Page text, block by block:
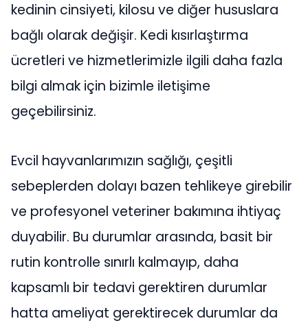
kedinin cinsiyeti, kilosu ve diğer hususlara
bağlı olarak değişir. Kedi kısırlaştırma
ücretleri ve hizmetlerimizle ilgili daha fazla
bilgi almak için bizimle iletişime
geçebilirsiniz.
Evcil hayvanlarımızın sağlığı, çeşitli
sebeplerden dolayı bazen tehlikeye girebilir
ve profesyonel veteriner bakımına ihtiyaç
duyabilir. Bu durumlar arasında, basit bir
rutin kontrolle sınırlı kalmayıp, daha
kapsamlı bir tedavi gerektiren durumlar
hatta ameliyat gerektirecek durumlar da